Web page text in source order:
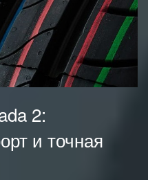
2:
и точная